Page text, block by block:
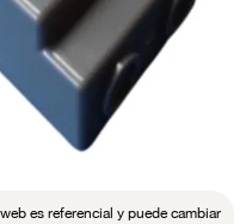
es referencial y puede cambiar